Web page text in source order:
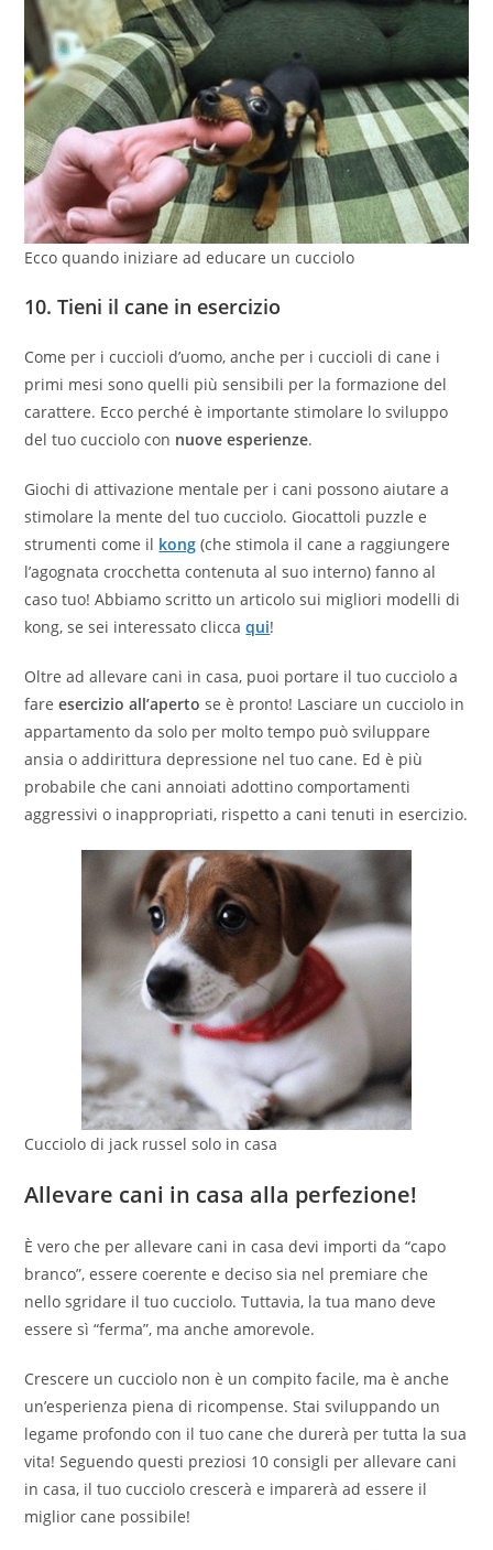
Ecco quando iniziare ad educare un cucciolo
10.Tieni il cane in esercizio
Come per i cuccioli d’uomo, anche per i cuccioli di cane i
primi mesi sono quelli più sensibili per la formazione del
carattere. Ecco perché è importante stimolare lo sviluppo
del tuo cucciolo con nuove esperienze.
Giochi di attivazione mentale per i cani possono aiutare a
stimolare la mente del tuo cucciolo. Giocattoli puzzle e
strumenti come il kong (che stimola il cane a raggiungere
l’agognata crocchetta contenuta al suo interno) fanno al
caso tuo! Abbiamo scritto un articolo sui migliori modelli di
kong, se sei interessato cliccaqui!
Oltre ad allevare cani in casa, puoi portare il tuo cucciolo a
fareesercizio all’aperto se è pronto! Lasciare un cucciolo in
appartamento da solo per molto tempo può sviluppare
ansia o addirittura depressione nel tuo cane. Ed è più
probabile che cani annoiati adottino comportamenti
aggressivi o inappropriati, rispetto a cani tenuti in esercizio.
Cucciolo di jack russel solo in casa
Allevare cani in casa alla perfezione!
È vero che per allevare cani in casa devi importi da “capo
branco”, essere coerente e deciso sia nel premiare che
nello sgridare il tuo cucciolo. Tuttavia, la tua mano deve
essere sì “ferma”, ma anche amorevole.
Crescere un cucciolo non è un compito facile, ma è anche
un’esperienza piena di ricompense. Stai sviluppando un
legame profondo con il tuo cane che durerà per tutta la sua
vita! Seguendo questi preziosi 10 consigli per allevare cani
in casa, il tuo cucciolo crescerà e imparerà ad essere il
miglior cane possibile!